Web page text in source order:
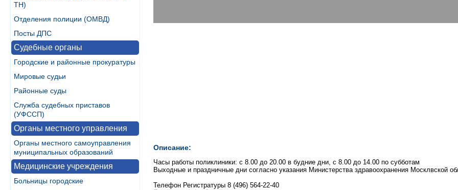
ТН)
Отделения полиции (ОМВД)
Посты ДПС
Судебные органы
Городские и районные прокуратуры
Мировые судьи
Районные суды
Служба судебных приставов
(УФССП)
Органы местного управления
Органы местного самоуправления
муниципальных образований
Медицинские учреждения
Больницы городские
Описание:
Часы работы поликлиники: с 8.00 до 20.00 в будние дни, с 8.00 до 14.00 по субботам
Выходные и праздничные дни согласно указания Министерства здравоохранения Москлвской
Телефон Регистратуры 8 (496) 564-22-40